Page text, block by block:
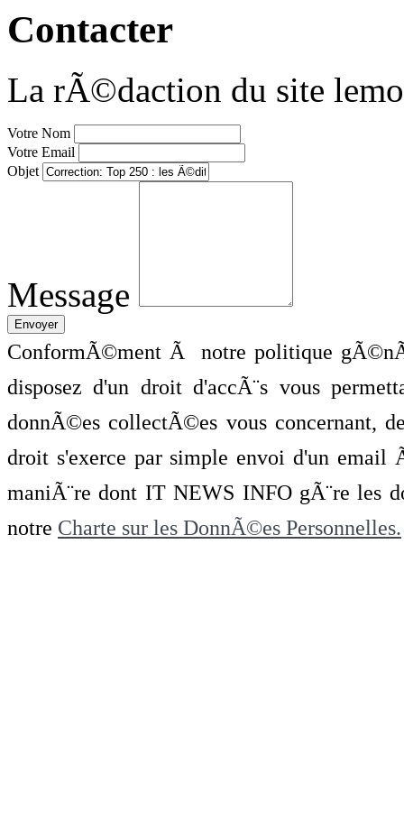
Contacter
La rÃ©daction du site
Votre Nom
Votre Email
Objet
Message
ConformÃ©ment Ã notre politique
disposez d'un droit d'accÃ¨s vous
donnÃ©es collectÃ©es vous concernant,
droit s'exerce par simple envoi d'un
maniÃ¨re dont IT NEWS INFO gÃ¨re les
notre Charte sur les DonnÃ©es Personnelles.